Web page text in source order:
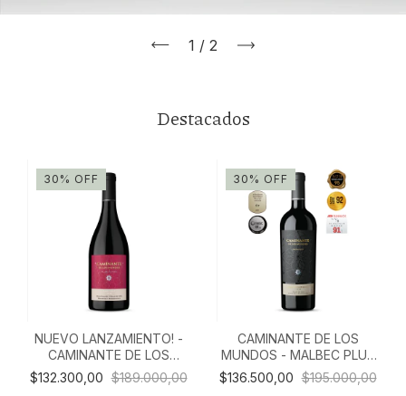
1 / 2
Destacados
30 % OFF
NUEVO LANZAMIENTO! -
CAMINANTE DE LOS
MUNDOS - PINOT NOIR
PLUS ULTRA (caja de
$132.300,00 $189.000,00
30 % OFF
CAMINANTE DE LOS
MUNDOS - MALBEC PLUS
ULTRA (caja de madera X
3)
$136.500,00 $195.000,00